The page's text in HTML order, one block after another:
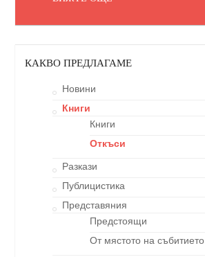
КАКВО ПРЕДЛАГАМЕ
Новини
Книги
Книги
Откъси
Разкази
Публицистика
Представяния
Предстоящи
От мястото на събитието